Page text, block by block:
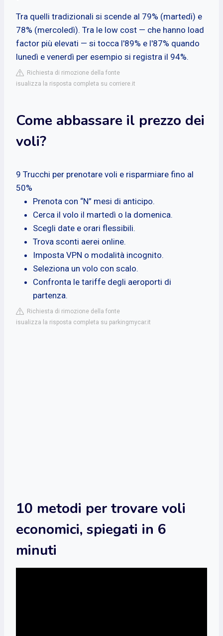
Tra quelli tradizionali si scende al 79% (martedì) e
78% (mercoledì). Tra le low cost — che hanno load
factor più elevati — si tocca l'89% e l'87% quando
lunedì e venerdì per esempio si registra il 94%.
Richiesta di rimozione della fonte
isualizza la risposta completa su corriere.it
Come abbassare il prezzo dei
voli?
9 Trucchi per prenotare voli e risparmiare fino al
50%
Prenota con “N” mesi di anticipo.
Cerca il volo il martedì o la domenica.
Scegli date e orari flessibili.
Trova sconti aerei online.
Imposta VPN o modalità incognito.
Seleziona un volo con scalo.
Confronta le tariffe degli aeroporti di
partenza.
Richiesta di rimozione della fonte
isualizza la risposta completa su parkingmycar.it
10 metodi per trovare voli
economici, spiegati in 6
minuti